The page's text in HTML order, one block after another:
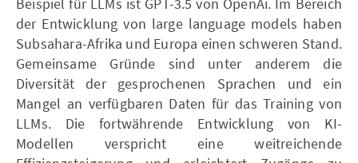
der Entwicklung von large language models haben
Subsahara-Afrika und Europa einen schweren Stand.
Gemeinsame Gründe sind unter anderem die
Diversität der gesprochenen Sprachen und ein
Mangel an verfügbaren Daten für das Training von
LLMs. Die fortwährende Entwicklung von KI-
Modellen verspricht eine weitreichende